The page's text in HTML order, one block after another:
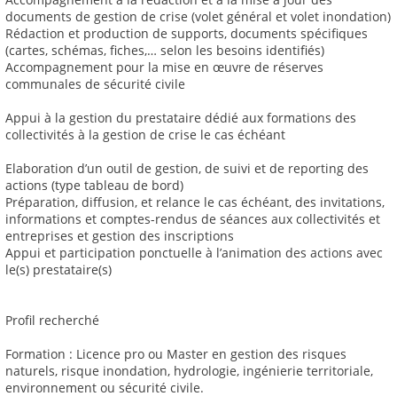
documents de gestion de crise (volet général et volet inondation)
Rédaction et production de supports, documents spécifiques
(cartes, schémas, fiches,… selon les besoins identifiés)
Accompagnement pour la mise en œuvre de réserves
communales de sécurité civile
Appui à la gestion du prestataire dédié aux formations des
collectivités à la gestion de crise le cas échéant
Elaboration d’un outil de gestion, de suivi et de reporting des
actions (type tableau de bord)
Préparation, diffusion, et relance le cas échéant, des invitations,
informations et comptes-rendus de séances aux collectivités et
entreprises et gestion des inscriptions
Appui et participation ponctuelle à l’animation des actions avec
le(s) prestataire(s)
Profil recherché
Formation : Licence pro ou Master en gestion des risques
naturels, risque inondation, hydrologie, ingénierie territoriale,
environnement ou sécurité civile.